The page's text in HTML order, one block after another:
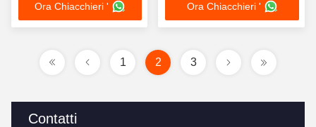
Contatti
Ora Chiacchieri '
Fabbricazione di acciaio
Ora Chiacchieri '
1 2 3